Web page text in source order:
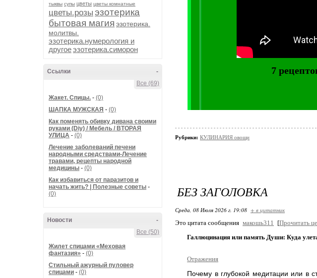
тыквы супы цветы цветы комнатные
цветы.розы эзотерика
бытовая магия эзотерика.
молитвы.
эзотерика.нумерология и
другоеэзотерика.симорон
-
Ссылки
Все (69)
Жакет. Спицы. - (0)
ШАПКА МУЖСКАЯ - (0)
Как поменять обивку дивана своими
руками (Diy) / Мебель / ВТОРАЯ
УЛИЦА - (0)
Лечение заболеваний печени
народными средствами-Лечение
травами, рецепты народной
медицины - (0)
Как избавиться от паразитов и
начать жить? | Полезные советы -
(0)
-
Новости
Все (50)
Жилет спицами «Меховая
фантазия» - (0)
Стильный ажурный пуловер
спицами - (0)
7
Рубрики: КУЛИНАРИЯ овощи
БЕЗ ЗАГОЛОВКА
Среда, 08 Июля 2026 г. 19:08 + в цитатник
Это цитата сообщения макошь311 [Прочитать
Галлюцинация или память Души: Куда
Отражения
Почему в глубокой медитации или в